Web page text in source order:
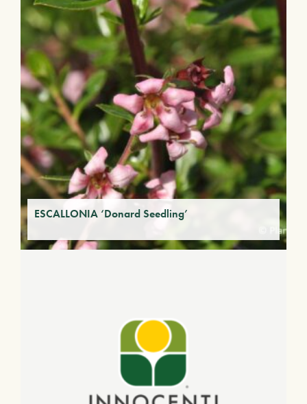
ESCALLONIA ‘Donard Seedling’